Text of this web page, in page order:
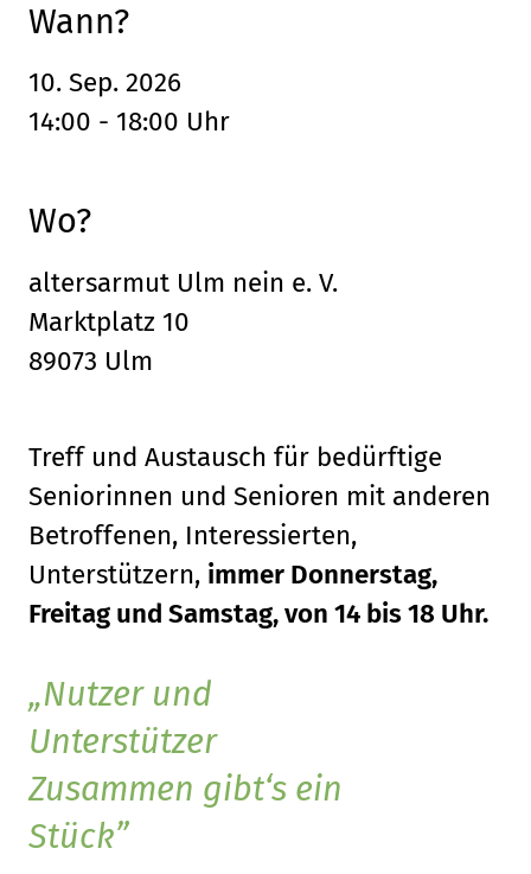
Wann?
10. Sep. 2026
14:00 - 18:00 Uhr
Wo?
altersarmut Ulm nein e. V.
Marktplatz 10
89073 Ulm
Treff und Austausch für bedürftige
Seniorinnen und Senioren mit anderen
Betroffenen, Interessierten,
Unterstützern, immer Donnerstag,
Freitag und Samstag, von 14 bis 18 Uhr.
Nutzer und
Unterstützer
Zusammen gibt‘s ein
Stück